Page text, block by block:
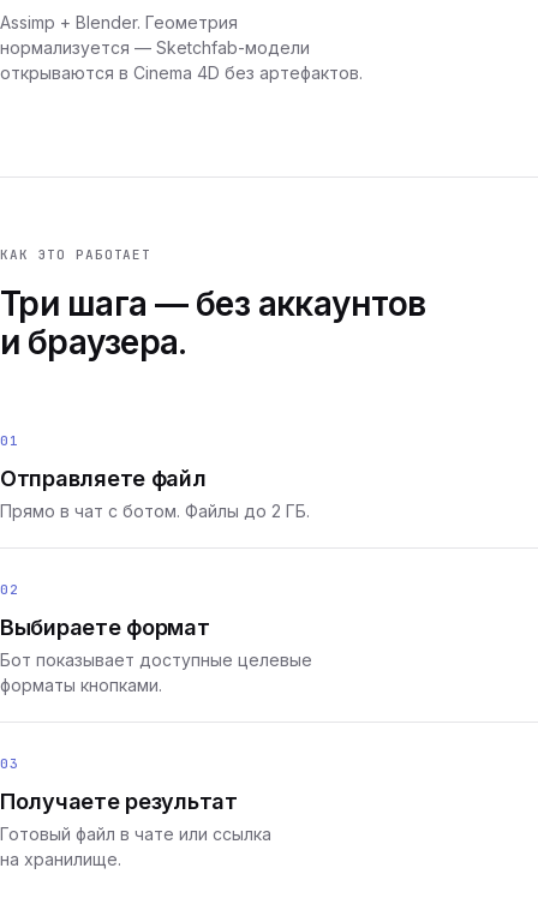
Assimp + Blender. Геометрия
нормализуется — Sketchfab-модели
открываются в Cinema 4D без артефактов.
КАК ЭТО РАБОТАЕТ
Три шага — без аккаунтов
и браузера.
01
Отправляете файл
Прямо в чат с ботом. Файлы до 2 ГБ.
02
Выбираете формат
Бот показывает доступные целевые
форматы кнопками.
03
Получаете результат
Готовый файл в чате или ссылка
на хранилище.